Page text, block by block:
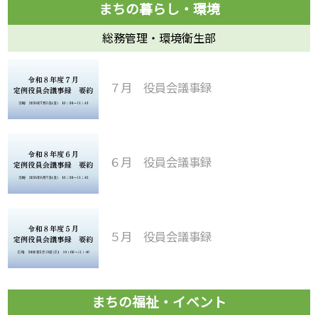
総務管理・環境衛生部
７月 役員会議事録
６月 役員会議事録
５月 役員会議事録